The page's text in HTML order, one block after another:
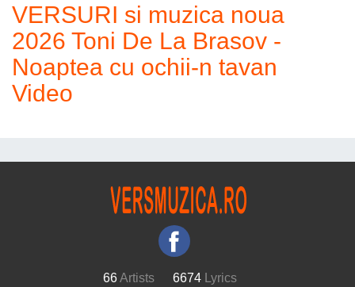
VERSURI si muzica noua
2026 Toni De La Brasov -
Noaptea cu ochii-n tavan
Video
66Artists 6674 Lyrics